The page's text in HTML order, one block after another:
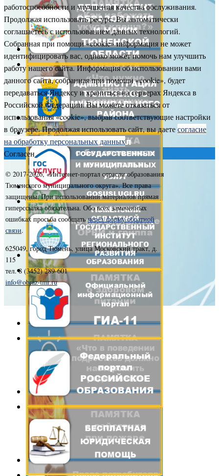
работоспособности и улучшения качества обслуживания.
Продолжая использовать ресурс, Вы автоматически
соглашаетесь с использованием данных технологий.
Собранная при помощи «cookie» информация не может
идентифицировать вас, однако может помочь нам улучшить
работу нашего сайта. Информация об использовании вами
данного сайта, собранная при помощи «cookie», будет
передаваться Яндексу и храниться на серверах Яндекса в
Российской Федерации. Вы можете отказаться от
использования «cookie», выбрав соответствующие настройки
в браузере. Продолжая использовать сайт, вы даетесогласие
на обработку персональных данных
Согласен
© 2017-2026, «Интернет-портал отрасли образования
Тюменского муниципального округа». Все права
защищены. При использовании материалов прямая
гиперссылка обязательна. Обо всех замеченных
ошибках просьба сообщатьчерез форму обратной
связи.
625049, город Тюмень, улица Московский тракт, д.
115
тел. 8 (3452) 289-601
info@obraz-tmr.ru